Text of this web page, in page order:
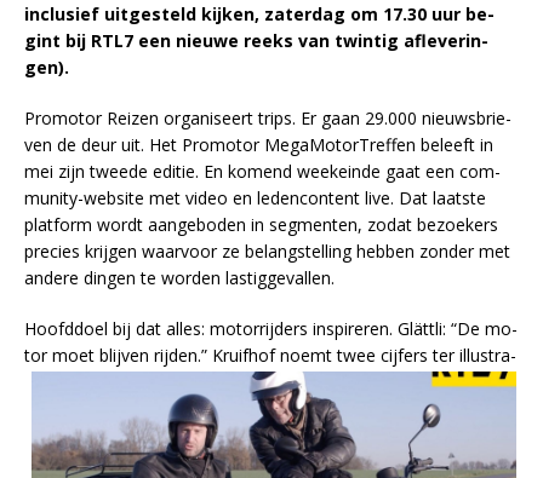
in­clu­sief uit­ge­steld kij­ken, za­ter­dag om 17.30 uur be­
gint bij RTL7 een nieu­we reeks van twin­tig af­le­ve­rin­
gen).
Pro­mo­tor Rei­zen or­ga­ni­seert trips. Er gaan 29.000 nieuws­brie­
ven de deur uit. Het Pro­mo­tor Me­gaMo­torTref­fen be­leeft in
mei zijn twee­de edi­tie. En ko­mend week­ein­de gaat een com­
mu­ni­ty-web­si­te met vi­deo en le­den­con­tent live. Dat laat­ste
plat­form wordt aan­ge­bo­den in seg­men­ten, zo­dat be­zoe­kers
pre­cies krij­gen waar­voor ze be­lang­stel­ling heb­ben zon­der met
an­de­re din­gen te wor­den las­tig­ge­val­len.
Hoofd­doel bij dat al­les: mo­tor­rij­ders in­spi­re­ren. Glätt­li: “De mo­
tor moet blij­ven rij­den.” Kruif­hof noemttwee cij­fers ter il­lu­stra­